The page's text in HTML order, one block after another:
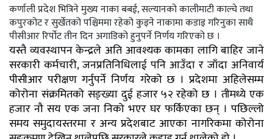
कर्णाली प्रदेश भित्रिने मुख्य नाका बबई, सल्यानको कालीमाटी काल्चे तथा
कपुरकोट र सुर्खेतको पश्चिममा रहेको कुइने नाकामा कडाइ गरिनुका साथै
पीसीआर रिर्पोट तीन दिन अगाडिको हुनुपर्ने निर्णय गरिएको छ ।
यस्तै व्यवस्थापन केन्द्रले अति आवश्यक कामका लागि बाहिर जाने
सरकारी कर्मचारी, जनप्रतिनिधिलाई पनि आउँदा र जाँदा अनिवार्य
पीसीआर परीक्षण गर्नुपर्ने निर्णय गरेको छ । प्रदेशमा अहिलेसम्म
कोरोना संक्रमितको सङ्ख्या दुई हजार ५२ रहेको छ । तीमध्ये एक
हजार नौ सय एक जना निको भएर घर फर्किएका छन् । पछिल्लो
समय समुदायस्तरमा र अन्य प्रदेशबाट आएका नागरिकमा कोरोना